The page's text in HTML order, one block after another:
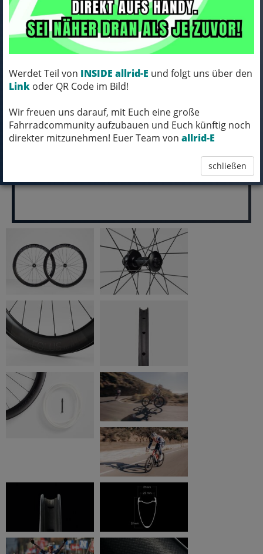
Werdet Teil von INSIDE allrid-E und folgt uns über den
Link oder QR Code im Bild!
Wir freuen uns darauf, mit Euch eine große
Fahrradcommunity aufzubauen und Euch künftig noch
direkter mitzunehmen! Euer Team von allrid-E
schließen
Art.Nr. 5254755
Farbe: BLACK
MICH KANNST DU BESTELLEN - MIT
ABHOLUNG IN NORTORF!
pro Stück (inkl. MwSt.)
1.449,99 EUR